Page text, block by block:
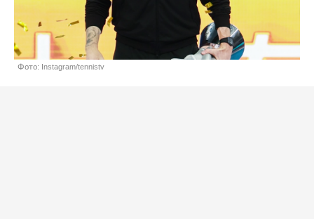
Фото: Instagram/tennistv